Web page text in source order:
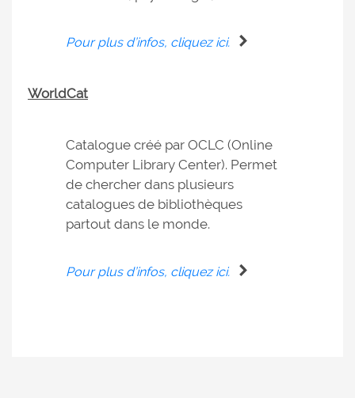
Pour plus d’infos, cliquez ici.
WorldCat
Catalogue créé par OCLC (Online
Computer Library Center). Permet
de chercher dans plusieurs
catalogues de bibliothèques
partout dans le monde.
Pour plus d’infos, cliquez ici.